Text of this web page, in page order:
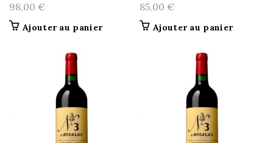
98,00 €
Ajouter au panier
85,00 €
Ajouter au panier